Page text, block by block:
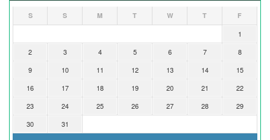
S S M T W T F
1
2
3 4 5 6 7
8
9
10 11 12 13 14
15
16
17 18 19 20 21
22
23
24 25 26 27 28
29
30
31